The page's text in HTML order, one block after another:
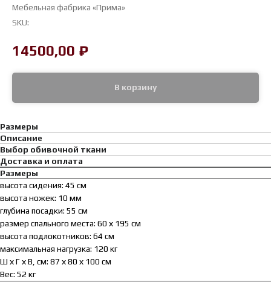
Мебельная фабрика «Прима»
SKU:
14500,00 ₽
В корзину
Размеры
Описание
Выбор обивочной ткани
Доставка и оплата
Размеры
высота сидения: 45 см
высота ножек: 10 мм
глубина посадки: 55 см
размер спального места: 60 х 195 см
высота подлокотников: 64 см
максимальная нагрузка: 120 кг
Ш х Г х В, см: 87 х 80 х 100 см
Вес: 52 кг